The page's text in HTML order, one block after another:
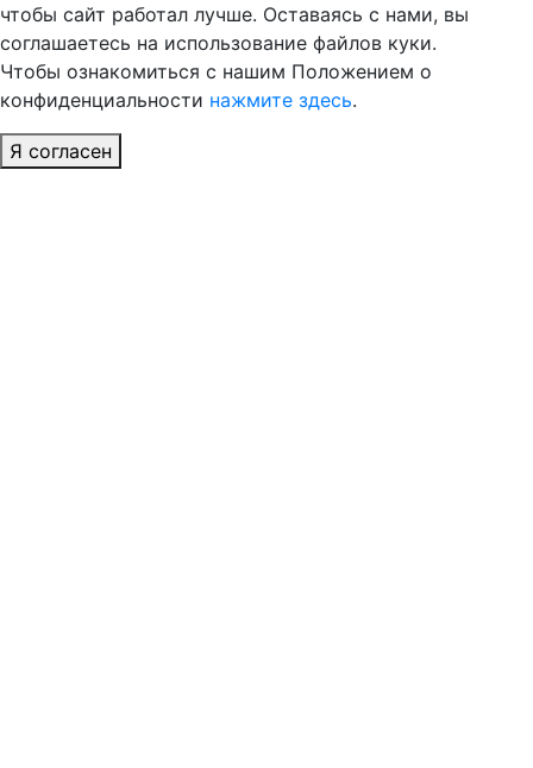
чтобы сайт работал лучше. Оставаясь с нами, вы
соглашаетесь на использование файлов куки.
Чтобы ознакомиться с нашим Положением о
конфиденциальности нажмите здесь.
Я согласен